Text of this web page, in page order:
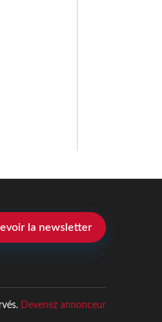
la newsletter
Devenez annonceur